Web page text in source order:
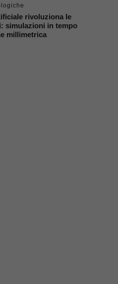
rivoluziona le
simulazioni in tempo
millimetrica